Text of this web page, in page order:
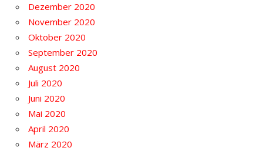
Dezember 2020
November 2020
Oktober 2020
September 2020
August 2020
Juli 2020
Juni 2020
Mai 2020
April 2020
März 2020